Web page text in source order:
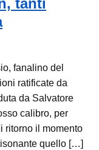
tanti
fanalino del
ratificate da
da Salvatore
calibro, per
ritorno il momento
quello […]